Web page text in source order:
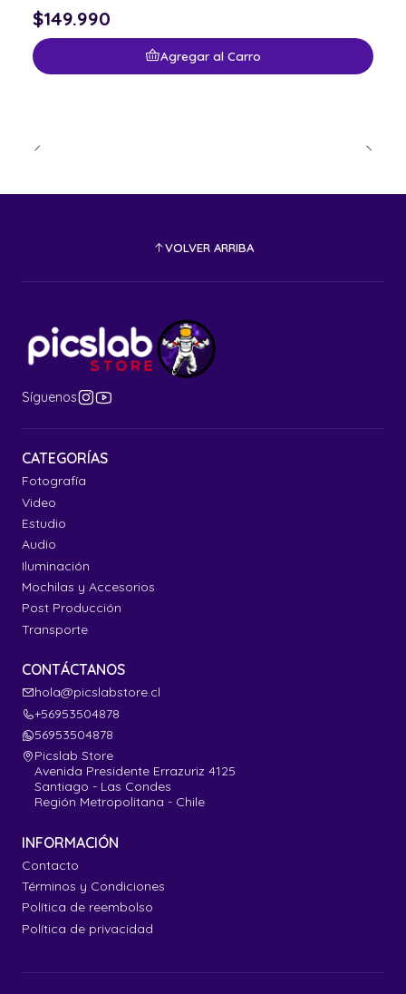
$149.990
Agregar al Carro
VOLVER ARRIBA
Síguenos
CATEGORÍAS
Fotografía
Video
Estudio
Audio
Iluminación
Mochilas y Accesorios
Post Producción
Transporte
CONTÁCTANOS
hola@picslabstore.cl
+56953504878
56953504878
Picslab Store
Avenida Presidente Errazuriz 4125
Santiago - Las Condes
Región Metropolitana - Chile
INFORMACIÓN
Contacto
Términos y Condiciones
Política de reembolso
Política de privacidad